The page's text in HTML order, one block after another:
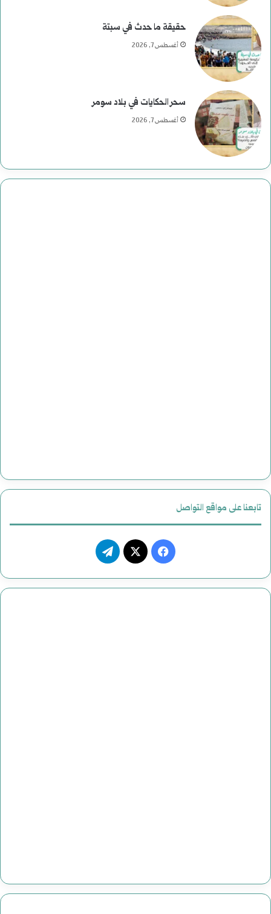
حقيقة ما حدث في سبتة
أغسطس 7, 2026
سحر الحكايات في بلاد سومر
أغسطس 7, 2026
تابعنا على مواقع التواصل
فيسبوك
‫X تيلقرام